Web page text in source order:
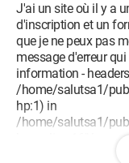
J'ai un site où il y a
d'inscription et un
que je ne peux pas
message d'erreur
information -
/home/salutsa1/
hp:1) in
/home/salutsa1/
hp on line 16"
https://